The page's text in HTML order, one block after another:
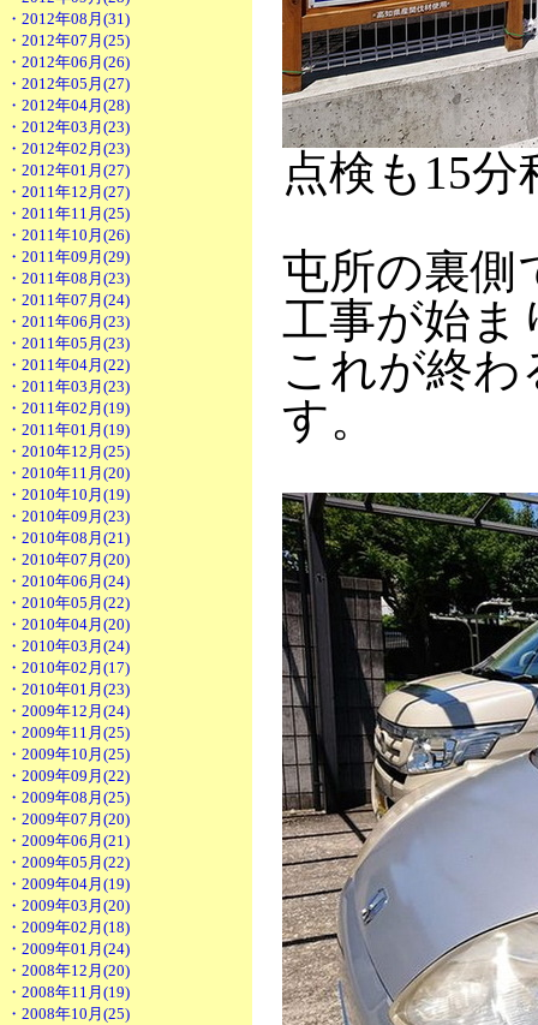
・2012年08月(31)
・2012年07月(25)
・2012年06月(26)
・2012年05月(27)
・2012年04月(28)
・2012年03月(23)
・2012年02月(23)
・2012年01月(27)
・2011年12月(27)
・2011年11月(25)
・2011年10月(26)
・2011年09月(29)
・2011年08月(23)
・2011年07月(24)
・2011年06月(23)
・2011年05月(23)
・2011年04月(22)
・2011年03月(23)
・2011年02月(19)
・2011年01月(19)
・2010年12月(25)
・2010年11月(20)
・2010年10月(19)
・2010年09月(23)
・2010年08月(21)
・2010年07月(20)
・2010年06月(24)
・2010年05月(22)
・2010年04月(20)
・2010年03月(24)
・2010年02月(17)
・2010年01月(23)
・2009年12月(24)
・2009年11月(25)
・2009年10月(25)
・2009年09月(22)
・2009年08月(25)
・2009年07月(20)
・2009年06月(21)
・2009年05月(22)
・2009年04月(19)
・2009年03月(20)
・2009年02月(18)
・2009年01月(24)
・2008年12月(20)
・2008年11月(19)
・2008年10月(25)
点検も15
屯所の裏側
工事が始ま
これが終わ
す。